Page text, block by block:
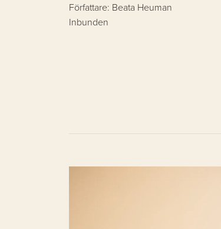
Författare: Beata Heuman
Inbunden